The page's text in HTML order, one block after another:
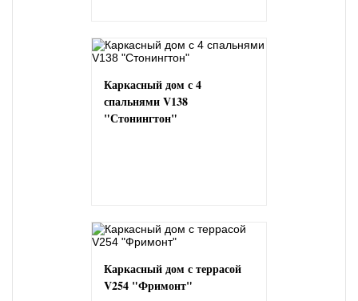
Каркасный дом с 4
спальнями V138
"Стонингтон"
Каркасный дом с террасой
V254 "Фримонт"